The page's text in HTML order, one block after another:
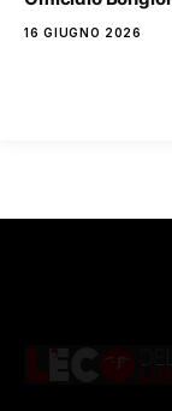
16 GIUGNO 2026